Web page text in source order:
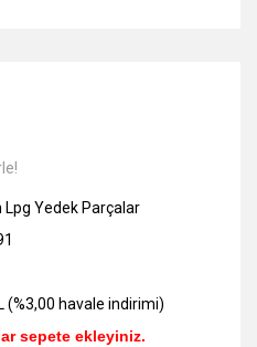
Lpg Yedek Parçalar
(%3,00 havale indirimi)
sepete ekleyiniz.